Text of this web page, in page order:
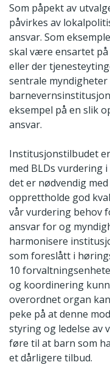
Som påpekt av
påvirkes av
ansvar. Som
skal være ensartet
eller der
sentrale
eksempel på en slik
ansvar.
Institusjonstilbudet
med BLDs vurdering
det er nødvendig
opprettholde god
vår vurdering behov
ansvar for og
harmonisere
som foreslått i
10
og koordinering
overordnet organ
peke på at denne
styring og ledelse av
føre til at barn som
et dårligere tilbud.